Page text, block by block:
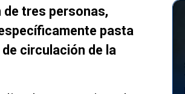
tres personas,
pasta
circulación de la